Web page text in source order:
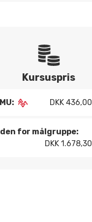
Kursuspris
DKK 436,00
for målgruppe:
DKK 1.678,30